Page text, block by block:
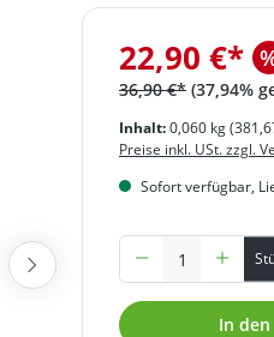
22,90 €*
36,90 €* (37,94%
Inhalt:0,060 kg
Preise inkl. USt. zzgl.
Sofort verfügbar,
Produkt Anzahl: Gib
In